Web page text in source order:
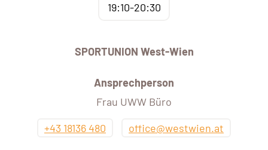
19:10-20:30
SPORTUNION West-Wien
Ansprechperson
Frau UWW Büro
+43 18136 480
office@westwien.at